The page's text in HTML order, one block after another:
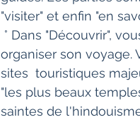
"visiter" et enfin "en
organiser son voyage.
sites  touristiques
"les plus beaux
saintes de